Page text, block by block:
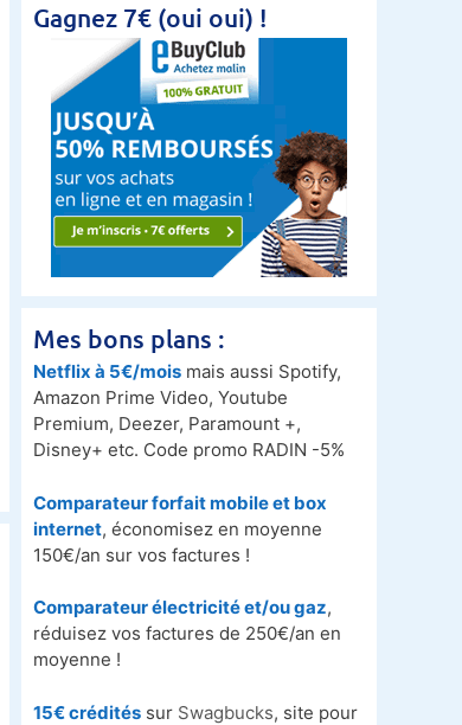
Gagnez 7€ (oui oui) !
Mes bons plans :
Netflix à 5€/mois mais aussi Spotify,
Amazon Prime Video, Youtube
Premium, Deezer, Paramount +,
Disney+ etc. Code promo RADIN -5%
Comparateur forfait mobile et box
internet, économisez en moyenne
150€/an sur vos factures !
Comparateur électricité et/ou gaz,
réduisez vos factures de 250€/an en
moyenne !
15€ crédités sur Swagbucks, site pour